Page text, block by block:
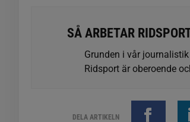
SÅ ARBETAR
Grunden i vår
Ridsport är oberoende
DELA ARTIKELN